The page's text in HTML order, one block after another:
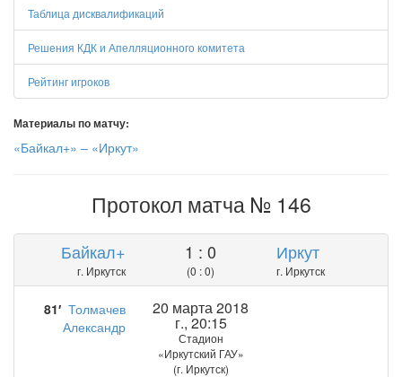
Таблица дисквалификаций
Решения КДК и Апелляционного комитета
Рейтинг игроков
Материалы по матчу:
«Байкал+» – «Иркут»
Протокол матча № 146
Байкал+
г. Иркутск
1 : 0
(0 : 0)
Иркут
г. Иркутск
81′ Толмачев
Александр
20 марта 2018
г., 20:15
Стадион
«Иркутский ГАУ»
(г. Иркутск)